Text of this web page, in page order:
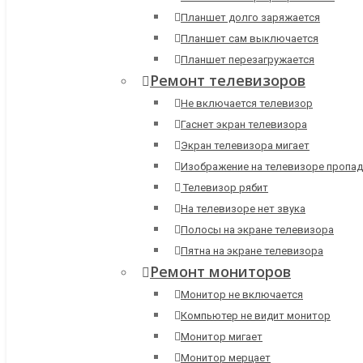
Планшет долго заряжается
Планшет сам выключается
Планшет перезагружается
Ремонт телевизоров
Не включается телевизор
Гаснет экран телевизора
Экран телевизора мигает
Изображение на телевизоре
Телевизор рябит
На телевизоре нет звука
Полосы на экране телевизора
Пятна на экране телевизора
Ремонт мониторов
Монитор не включается
Компьютер не видит монитор
Монитор мигает
Монитор мерцает